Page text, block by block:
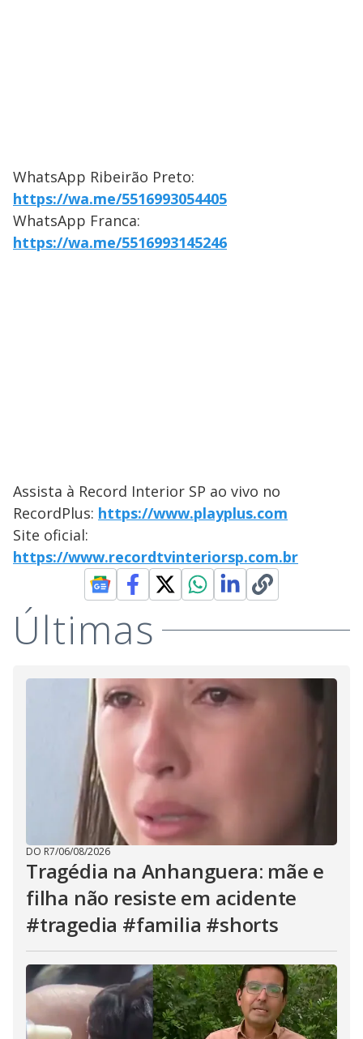
WhatsApp Ribeirão Preto:
https://wa.me/5516993054405
WhatsApp Franca:
https://wa.me/5516993145246
Assista à Record Interior SP ao vivo no
RecordPlus: https://www.playplus.com
Site oficial:
https://www.recordtvinteriorsp.com.br
Últimas
DO R7/06/08/2026
Tragédia na Anhanguera: mãe e
filha não resiste em acidente
#tragedia #familia #shorts